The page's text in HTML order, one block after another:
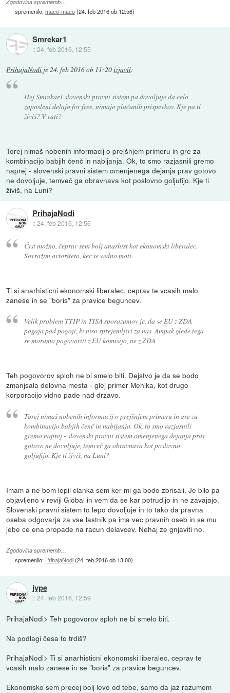
Zgodovina sprememb…
spremenilo:maco-maco(24. feb 2016 ob 12:56)
Smrekar1
::24. feb 2016, 12:55
PrihajaNodi je24. feb 2016 ob 11:20izjavil:
Hej Smrekar1 slovenski pravni sistem pa dovoljuje da celo
zaposleni delajo for free, nimajo plačanih prispevkov. Kje pa ti
živiš? V vati?
Torej nimaš nobenih informacij o prejšnjem primeru in gre za
kombinacijo babjih čenč in nabijanja. Ok, to smo razjasnili gremo
naprej - slovenski pravni sistem omenjenega dejanja prav gotovo
ne dovoljuje, temveč ga obravnava kot poslovno goljufijo. Kje ti
živiš, na Luni?
PrihajaNodi
::24. feb 2016, 12:56
Čist možno, čeprav sem bolj anarhist kot ekonomski liberalec.
Sovražim avtoriteto, ker se vedno moti.
Ti si anarhisticni ekonomski liberalec, ceprav te vcasih malo
zanese in se "boris" za pravice beguncev.
Velik problem TTIP in TISA sporazumov je, da se EU z ZDA
pogaja pod pogoji, ki niso sprejemljivi za nas. Ampak glede tega
se moramo pogovoriti z EU komisijo, ne z ZDA
Teh pogovorov sploh ne bi smelo biti. Dejstvo je da se bodo
zmanjsala delovna mesta - glej primer Mehika, kot drugo
korporacijo vidno pade nad drzavo.
Torej nimaš nobenih informacij o prejšnjem primeru in gre za
kombinacijo babjih čenč in nabijanja. Ok, to smo razjasnili
gremo naprej - slovenski pravni sistem omenjenega dejanja prav
gotovo ne dovoljuje, temveč ga obravnava kot poslovno
goljufijo. Kje ti živiš, na Luni?
Imam a ne bom lepil clanka sem ker mi ga bodo zbrisali. Je bilo pa
objavljeno v reviji Global in vem da se kar potrudijo in ne zavajajo.
Slovenski pravni sistem to lepo dovoljuje in to tako da pravna
oseba odgovarja za vse lastnik pa ima vec pravnih oseb in se mu
jebe ce ena propade na racun delavcev. Nehaj ze gnjaviti no.
Zgodovina sprememb…
spremenilo: PrihajaNodi(24. feb 2016 ob 13:00)
jype
::24. feb 2016, 12:59
PrihajaNodi> Teh pogovorov sploh ne bi smelo biti.
Na podlagi česa to trdiš?
PrihajaNodi> Ti si anarhisticni ekonomski liberalec, ceprav te
vcasih malo zanese in se "boris" za pravice beguncev.
Ekonomsko sem precej bolj levo od tebe, samo da jaz razumem